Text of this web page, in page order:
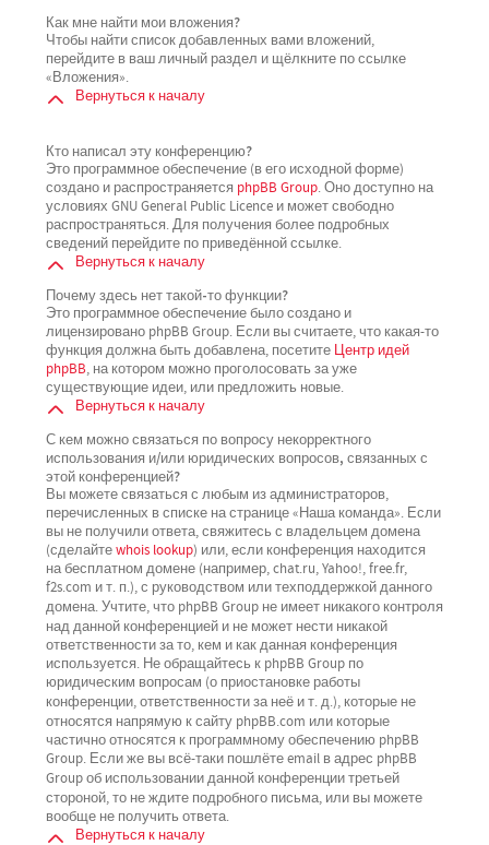
Как мне найти мои вложения?
Чтобы найти список добавленных вами вложений,
перейдите в ваш личный раздел и щёлкните по ссылке
«Вложения».
Вернуться к началу
Кто написал эту конференцию?
Это программное обеспечение (в его исходной форме)
создано и распространяется phpBB Group. Оно доступно на
условиях GNU General Public Licence и может свободно
распространяться. Для получения более подробных
сведений перейдите по приведённой ссылке.
Вернуться к началу
Почему здесь нет такой-то функции?
Это программное обеспечение было создано и
лицензировано phpBB Group. Если вы считаете, что какая-то
функция должна быть добавлена, посетите Центр идей
phpBB, на котором можно проголосовать за уже
существующие идеи, или предложить новые.
Вернуться к началу
С кем можно связаться по вопросу некорректного
использования и/или юридических вопросов, связанных с
этой конференцией?
Вы можете связаться с любым из администраторов,
перечисленных в списке на странице «Наша команда». Если
вы не получили ответа, свяжитесь с владельцем домена
(сделайтеwhois lookup) или, если конференция находится
на бесплатном домене (например, chat.ru, Yahoo!, free.fr,
f2s.com и т. п.), с руководством или техподдержкой данного
домена. Учтите, что phpBB Group не имеет никакого контроля
над данной конференциейи не может нести никакой
ответственности за то, кем и как данная конференция
используется. Не обращайтесь к phpBB Group по
юридическим вопросам (о приостановке работы
конференции, ответственности за неё и т. д.), которые не
относятся напрямуюк сайту phpBB.com или которые
частично относятся к программному обеспечению phpBB
Group. Если же вы всё-таки пошлёте email в адрес phpBB
Group об использовании данной конференциитретьей
стороной, то не ждите подробного письма, или вы можете
вообще не получить ответа.
Вернуться к началу